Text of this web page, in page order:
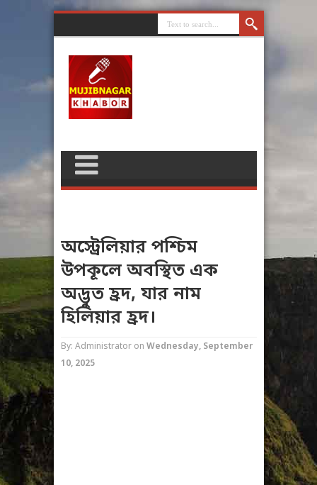
অস্ট্রেলিয়ার পশ্চিম
উপকূলে অবস্থিত এক
অদ্ভুত হ্রদ, যার নাম
হিলিয়ার হ্রদ।
By: Administrator on Wednesday, September
10, 2025